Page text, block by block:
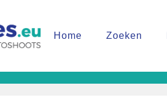
Home Zoeken